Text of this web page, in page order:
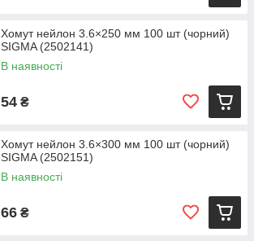
Хомут нейлон 3.6×250 мм 100 шт (чорний)
SIGMA (2502141)
В наявності
54 ₴
Хомут нейлон 3.6×300 мм 100 шт (чорний)
SIGMA (2502151)
В наявності
66 ₴